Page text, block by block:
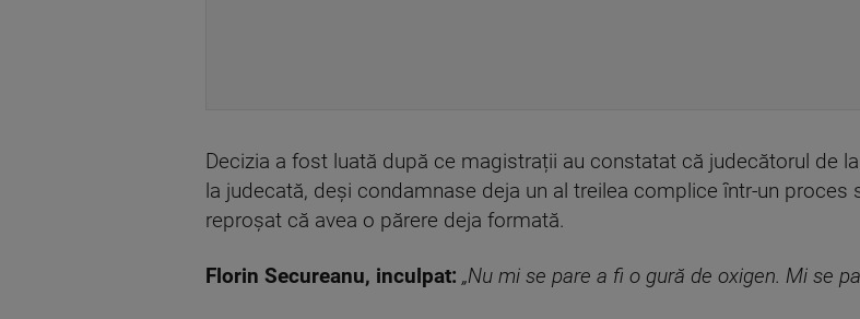
Decizia a fost luată după ce magistrații au constatat că judecătorul de
la judecată, deși condamnase deja un al treilea complice într-un proces
reproșat că avea o părere deja formată.
Florin Secureanu, inculpat: „Nu mi se pare a fi o gură de oxigen. Mi se